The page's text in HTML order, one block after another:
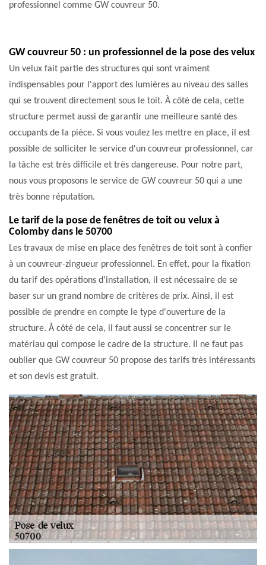
professionnel comme GW couvreur 50.
GW couvreur 50 : un professionnel de la pose des velux
Un velux fait partie des structures qui sont vraiment
indispensables pour l'apport des lumières au niveau des salles
qui se trouvent directement sous le toit. À côté de cela, cette
structure permet aussi de garantir une meilleure santé des
occupants de la pièce. Si vous voulez les mettre en place, il est
possible de solliciter le service d'un couvreur professionnel, car
la tâche est très difficile et très dangereuse. Pour notre part,
nous vous proposons le service de GW couvreur 50 qui a une
très bonne réputation.
Le tarif de la pose de fenêtres de toit ou velux à
Colomby dans le 50700
Les travaux de mise en place des fenêtres de toit sont à confier
à un couvreur-zingueur professionnel. En effet, pour la fixation
du tarif des opérations d'installation, il est nécessaire de se
baser sur un grand nombre de critères de prix. Ainsi, il est
possible de prendre en compte le type d'ouverture de la
structure. À côté de cela, il faut aussi se concentrer sur le
matériau qui compose le cadre de la structure. Il ne faut pas
oublier que GW couvreur 50 propose des tarifs très intéressants
et son devis est gratuit.